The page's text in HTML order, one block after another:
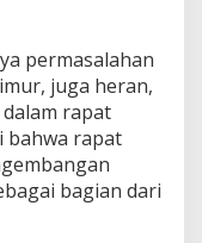
permasalahan
juga heran,
rapat
bahwa rapat
bagian dari